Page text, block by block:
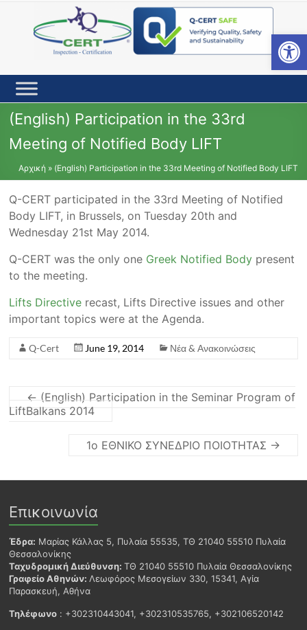
Open toolbar
content
(English) Participation in the 33rd
Meeting of Notified Body LIFT
Αρχική » (English) Participation in the 33rd Meeting of Notified Body LIFT
Q-CERT participated in the 33rd Meeting of Notified
Body LIFT, in Brussels, on Tuesday 20th and
Wednesday 21st May 2014.
Q-CERT was the only one Greek Notified Body present
to the meeting.
Lifts Directive recast, Lifts Directive issues and other
important topics were at the Agenda.
Q-Cert June 19, 2014 Νέα & Ανακοινώσεις
← (English) Participation in the Seminar Program of
LiftBalkans 2014
1ο ΕΘΝΙΚΟ ΣΥΝΕΔΡΙΟ ΠΟΙΟΤΗΤΑΣ →
Επικοινωνία
Έδρα: Μαρίας Κάλλας 5, Πυλαία 55535, ΤΘ 21040 55510 Πυλαία
Θεσσαλονίκης
Ταχυδρομική Διεύθυνση:ΤΘ 21040 55510 Πυλαία Θεσσαλονίκης
Γραφείο Αθηνών: Λεωφόρος Μεσογείων 330, 15341, Αγία
Παρασκευή, Αθήνα
Τηλέφωνο : +302310443041, +302310535765, +302106520142